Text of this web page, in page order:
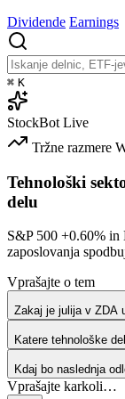
Dividende Earnings
⌘ K
StockBot Live
Tržne razmere
Tehnološki
delu
S&P 500 +0.60% in
zaposlovanja
Vprašajte o tem
Zakaj je julija v ZDA
Katere tehnološke
Kdaj bo naslednja